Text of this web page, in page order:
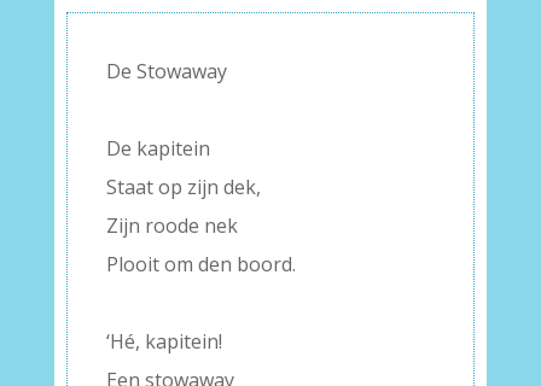
De Stowaway
De kapitein
Staat op zijn dek,
Zijn roode nek
Plooit om den boord.
‘Hé, kapitein!
Een stowaway